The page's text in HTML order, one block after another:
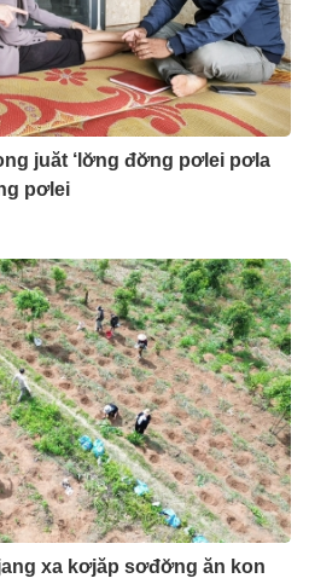
juăt ‘lơ̆ng đơ̆ng pơlei pơla
pơlei
xa kơjăp sơđơ̆ng ăn kon